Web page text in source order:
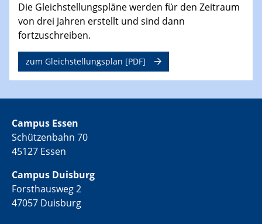
Die Gleichstellungspläne werden für den Zeitraum
von drei Jahren erstellt und sind dann
fortzuschreiben.
zum Gleichstellungsplan [PDF]
Campus Essen
Schützenbahn 70
45127 Essen
Campus Duisburg
Forsthausweg 2
47057 Duisburg